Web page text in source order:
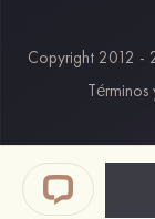
Copyright 2012 -